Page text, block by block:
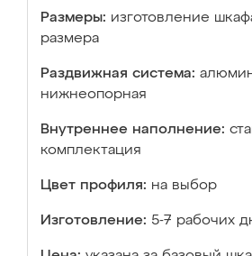
Размеры: изготовление
размера
Раздвижная система:
нижнеопорная
Внутреннее наполнение:
комплектация
Цвет профиля: на выбор
Изготовление: 5-7 рабочих